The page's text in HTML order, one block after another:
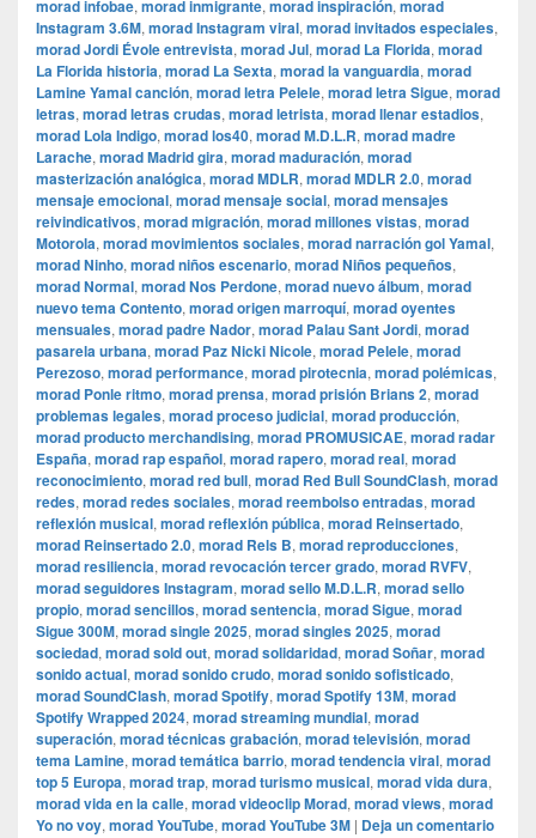
morad infobae, morad inmigrante, morad inspiración, morad
Instagram 3.6M, morad Instagram viral, morad invitados especiales,
morad Jordi Évole entrevista, morad Jul, morad La Florida, morad
La Florida historia, morad La Sexta, morad la vanguardia, morad
Lamine Yamal canción, morad letra Pelele, morad letra Sigue, morad
letras, morad letras crudas, morad letrista, morad llenar estadios,
morad Lola Indigo, morad los40, morad M.D.L.R, morad madre
Larache, morad Madrid gira, morad maduración, morad
masterización analógica, morad MDLR, morad MDLR 2.0, morad
mensaje emocional, morad mensaje social, morad mensajes
reivindicativos, morad migración, morad millones vistas, morad
Motorola, morad movimientos sociales, morad narración gol Yamal,
morad Ninho, morad niños escenario, morad Niños pequeños,
morad Normal, morad Nos Perdone, morad nuevo álbum, morad
nuevo tema Contento, morad origen marroquí, morad oyentes
mensuales, morad padre Nador, morad Palau Sant Jordi, morad
pasarela urbana, morad Paz Nicki Nicole, morad Pelele, morad
Perezoso, morad performance, morad pirotecnia, morad polémicas,
morad Ponle ritmo, morad prensa, morad prisión Brians 2, morad
problemas legales, morad proceso judicial, morad producción,
morad producto merchandising, morad PROMUSICAE, morad radar
España, morad rap español, morad rapero, morad real, morad
reconocimiento, morad red bull, morad Red Bull SoundClash, morad
redes, morad redes sociales, morad reembolso entradas, morad
reflexión musical, morad reflexión pública, morad Reinsertado,
morad Reinsertado 2.0, morad Rels B, morad reproducciones,
morad resiliencia, morad revocación tercer grado, morad RVFV,
morad seguidores Instagram, morad sello M.D.L.R, morad sello
propio, morad sencillos, morad sentencia, morad Sigue, morad
Sigue 300M, morad single 2025, morad singles 2025, morad
sociedad, morad sold out, morad solidaridad, morad Soñar, morad
sonido actual, morad sonido crudo, morad sonido sofisticado,
morad SoundClash, morad Spotify, morad Spotify 13M, morad
Spotify Wrapped 2024, morad streaming mundial, morad
superación, morad técnicas grabación, morad televisión, morad
tema Lamine, morad temática barrio, morad tendencia viral, morad
top 5 Europa, morad trap, morad turismo musical, morad vida dura,
morad vida en la calle, morad videocli‏p Morad, morad views, morad
Yo no voy, morad YouTube, morad YouTube 3M | Deja un comentario